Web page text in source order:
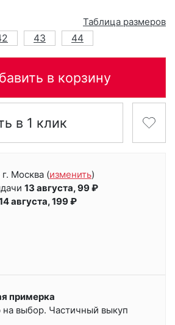
Таблица размеров
43 44
в корзину
в 1 клик
г. Москва (изменить)
13 августа, 99 ₽
августа, 199 ₽
примерка
выбор. Частичный выкуп